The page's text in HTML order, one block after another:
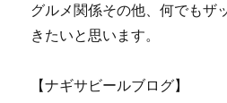
グルメ関係その他、何でもザ
きたいと思います。
【ナギサビールブログ】